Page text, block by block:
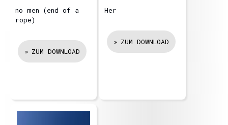
no men (end of a
rope)
ZUM DOWNLOAD
Her
ZUM DOWNLOAD